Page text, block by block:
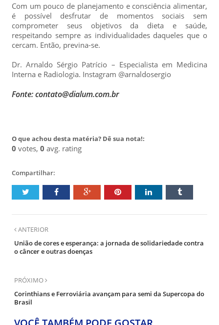
Com um pouco de planejamento e consciência alimentar,
é possível desfrutar de momentos sociais sem
comprometer seus objetivos da dieta e saúde,
respeitando sempre as individualidades daqueles que o
cercam. Então, previna-se.
Dr. Arnaldo Sérgio Patrício – Especialista em Medicina
Interna e Radiologia. Instagram @arnaldosergio
Fonte: contato@dialum.com.br
O que achou desta matéria? Dê sua nota!:
0 votes, 0 avg. rating
Compartilhar:
ANTERIOR
União de cores e esperança: a jornada de solidariedade contra
o câncer e outras doenças
PRÓXIMO
Corinthians e Ferroviária avançam para semi da Supercopa do
Brasil